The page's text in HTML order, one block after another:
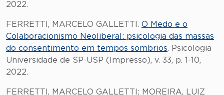
2022.
FERRETTI, MARCELO GALLETTI. O Medo e o
Colaboracionismo Neoliberal: psicologia das massas
do consentimento em tempos sombrios. Psicologia
Universidade de SP-USP (Impresso), v. 33, p. 1-10,
2022.
FERRETTI, MARCELO GALLETTI; MOREIRA, LUIZ